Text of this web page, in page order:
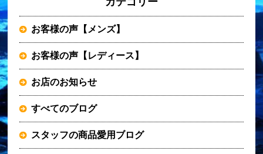
お客様の声【メンズ】
お客様の声【レディース】
お店のお知らせ
すべてのブログ
スタッフの商品愛用ブログ